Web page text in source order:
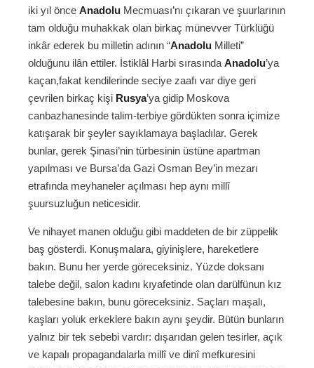
iki yıl önce Anadolu Mecmuası’nı çıkaran ve şuurlarının
tam olduğu muhakkak olan birkaç münevver Türklüğü
inkâr ederek bu milletin adının “Anadolu Milleti”
olduğunu ilân ettiler. İstiklâl Harbi sırasında Anadolu’ya
kaçan,fakat kendilerinde seciye zaafı var diye geri
çevrilen birkaç kişi Rusya’ya gidip Moskova
canbazhanesinde talim‐terbiye gördükten sonra içimize
katışarak bir şeyler sayıklamaya başladılar. Gerek
bunlar, gerek Şinasi’nin türbesinin üstüne apartman
yapılması ve Bursa’da Gazi Osman Bey’in mezarı
etrafında meyhaneler açılması hep aynı millî
şuursuzluğun neticesidir.
Ve nihayet manen olduğu gibi maddeten de bir züppelik
baş gösterdi. Konuşmalara, giyinişlere, hareketlere
bakın. Bunu her yerde göreceksiniz. Yüzde doksanı
talebe değil, salon kadını kıyafetinde olan darülfünun kız
talebesine bakın, bunu göreceksiniz. Saçları maşalı,
kaşları yoluk erkeklere bakın aynı şeydir. Bütün bunların
yalnız bir tek sebebi vardır: dışarıdan gelen tesirler, açık
ve kapalı propagandalarla millî ve dinî mefkuresini